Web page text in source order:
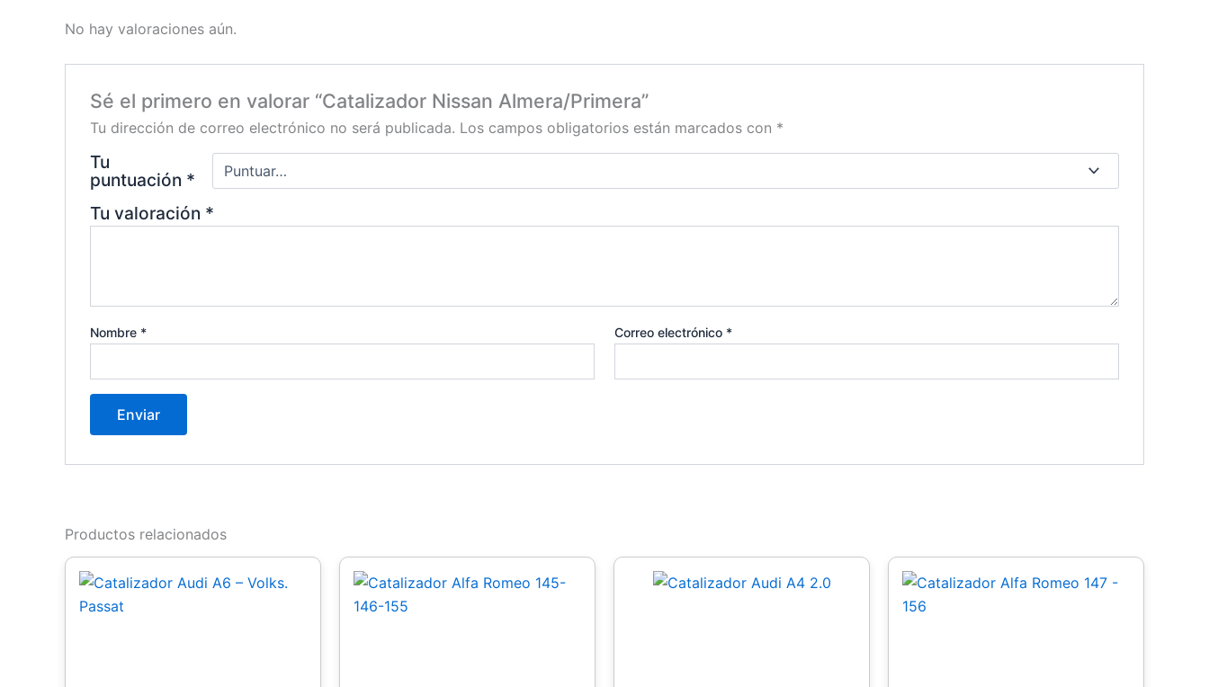
No hay valoraciones aún.
Sé el primero en valorar “Catalizador Nissan Almera/Primera”
Tu dirección de correo electrónico no será publicada. Los campos obligatorios están marcados con *
Tu
puntuación *
Tu valoración *
Nombre * Correo electrónico *
Productos relacionados